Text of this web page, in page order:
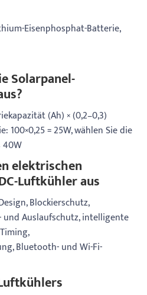
Eisenphosphat-Batterie,
Solarpanel-
(Ah) × (0,2–0,3)
100×0,25 = 25W, wählen Sie die
40W
elektrischen
Luftkühler aus
Blockierschutz,
Auslaufschutz, intelligente
Bluetooth- und Wi-Fi-